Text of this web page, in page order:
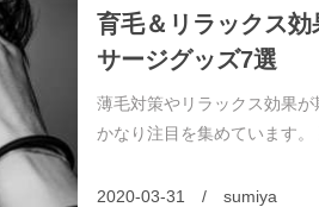
育毛＆リラックス
サージグッズ7選
薄毛対策やリラックス効果
かなり注目を集めています
2020-03-31 / sumiya